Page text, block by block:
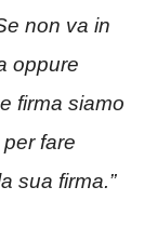
non va in
oppure
firma siamo
fare
sua firma.”